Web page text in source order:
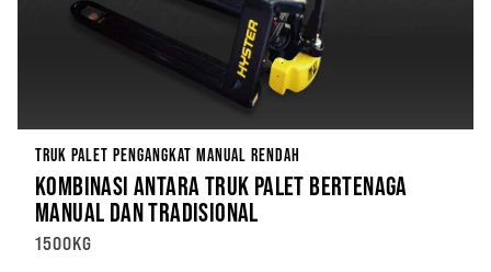
TRUK PALET PENGANGKAT MANUAL RENDAH
KOMBINASI ANTARA TRUK PALET BERTENAGA
MANUAL DAN TRADISIONAL
1500KG